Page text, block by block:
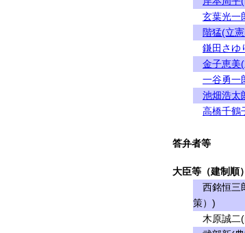
玄葉光一
階猛(立
鎌田さゆ
金子恵美
一谷勇一
池畑浩太
高橋千鶴
答弁者等
大臣等（建制順
西銘恒三
策）)
木原誠二(